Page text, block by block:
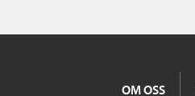
OM OSS